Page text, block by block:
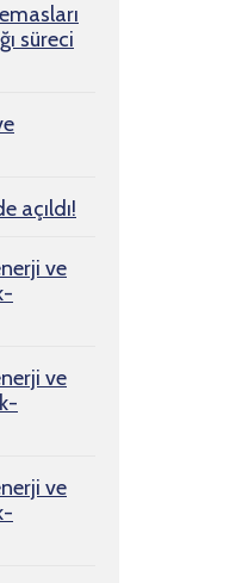
süreci
açıldı!
ve
ve
ve